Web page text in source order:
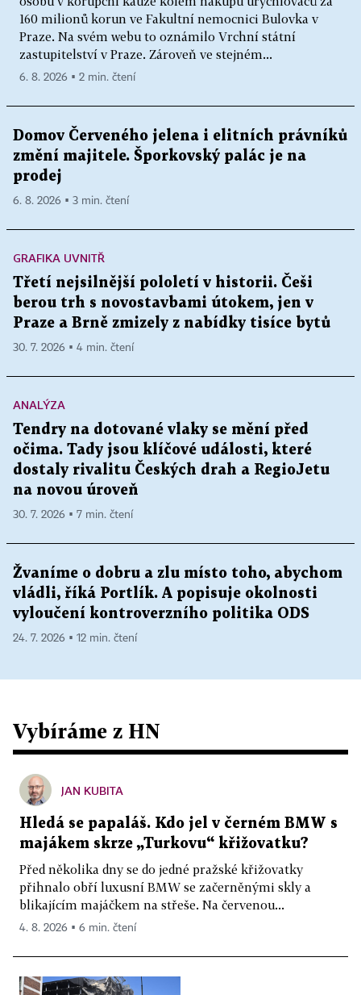
160 milionů korun ve Fakultní nemocnici Bulovka v
Praze. Na svém webu to oznámilo Vrchní státní
zastupitelství v Praze. Zároveň ve stejném...
6. 8. 2026 ▪ 2 min. čtení
Domov Červeného jelena i elitních právníků
změní majitele. Šporkovský palác je na
prodej
6. 8. 2026 ▪ 3 min. čtení
GRAFIKA UVNITŘ
Třetí nejsilnější pololetí v historii. Češi
berou trh s novostavbami útokem, jen v
Praze a Brně zmizely z nabídky tisíce bytů
30. 7. 2026 ▪ 4 min. čtení
ANALÝZA
Tendry na dotované vlaky se mění před
očima. Tady jsou klíčové události, které
dostaly rivalitu Českých drah a RegioJetu
na novou úroveň
30. 7. 2026 ▪ 7 min. čtení
Žvaníme o dobru a zlu místo toho, abychom
vládli, říká Portlík. A popisuje okolnosti
vyloučení kontroverzního politika ODS
24. 7. 2026 ▪ 12 min. čtení
Vybíráme z HN
JAN KUBITA
Hledá se papaláš. Kdo jel v černém BMW s
majákem skrze „Turkovu“ křižovatku?
Před několika dny se do jedné pražské křižovatky
přihnalo obří luxusní BMW se začerněnými skly a
blikajícím majáčkem na střeše. Na červenou...
4. 8. 2026 ▪ 6 min. čtení